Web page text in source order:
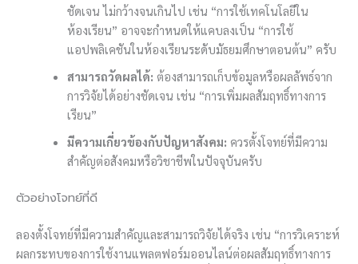
ชัดเจน ไม่กว้างจนเกินไป เช่น “การใช้เทคโนโลยีใน
ห้องเรียน” อาจจะกำหนดให้แคบลงเป็น “การใช้
แอปพลิเคชันในห้องเรียนระดับมัธยมศึกษาตอนต้น” ครับ
สามารถวัดผลได้: ต้องสามารถเก็บข้อมูลหรือผลลัพธ์จาก
การวิจัยได้อย่างชัดเจน เช่น “การเพิ่มผลสัมฤทธิ์ทางการ
เรียน”
มีความเกี่ยวข้องกับปัญหาสังคม: ควรตั้งโจทย์ที่มีความ
สำคัญต่อสังคมหรือวิชาชีพในปัจจุบันครับ
ตัวอย่างโจทย์ที่ดี
ลองตั้งโจทย์ที่มีความสำคัญและสามารถวิจัยได้จริง เช่น “การวิเคราะห์
ผลกระทบของการใช้งานแพลตฟอร์มออนไลน์ต่อผลสัมฤทธิ์ทางการ